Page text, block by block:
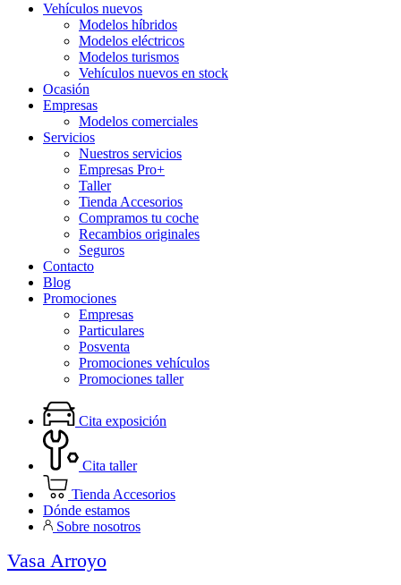
Vehículos nuevos
Modelos híbridos
Modelos eléctricos
Modelos turismos
Vehículos nuevos en stock
Ocasión
Empresas
Modelos comerciales
Servicios
Nuestros servicios
Empresas Pro+
Taller
Tienda Accesorios
Compramos tu coche
Recambios originales
Seguros
Contacto
Blog
Promociones
Empresas
Particulares
Posventa
Promociones vehículos
Promociones taller
Cita exposición
Cita taller
Tienda Accesorios
Dónde estamos
Sobre nosotros
Vasa Arroyo